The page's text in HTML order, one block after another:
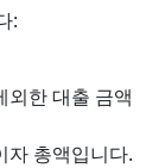
:
외한 대출 금액
자 총액입니다.